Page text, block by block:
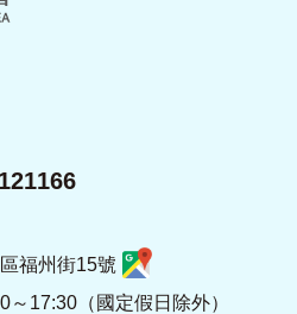
福州街15號
17:30（國定假日除外）